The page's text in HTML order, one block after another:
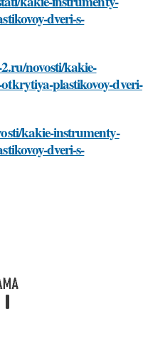
dveri-s-
novosti/kakie-
plastikovoy-dveri-
kakie-instrumenty-
dveri-s-